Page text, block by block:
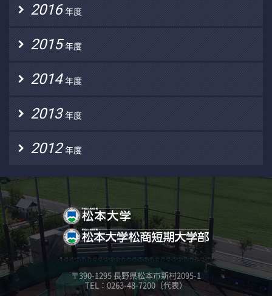
2016 年度
2015 年度
2014 年度
2013 年度
2012 年度
〒390-1295 長野県松本市新村2095-1
TEL：0263-48-7200（代表）